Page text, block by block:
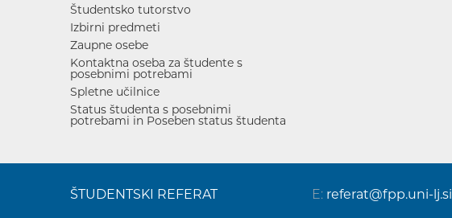
Študentsko tutorstvo
Izbirni predmeti
Zaupne osebe
Kontaktna oseba za študente s
posebnimi potrebami
Spletne učilnice
Status študenta s posebnimi
potrebami in Poseben status študenta
ŠTUDENTSKI REFERAT E: referat@fpp.uni-lj.si